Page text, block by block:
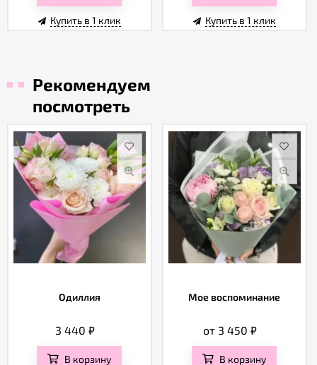
Купить в 1 клик Купить в 1 клик
Рекомендуем
посмотреть
Одиллия
3 440₽
В корзину
Мое воспоминание
от 3 450₽
В корзину